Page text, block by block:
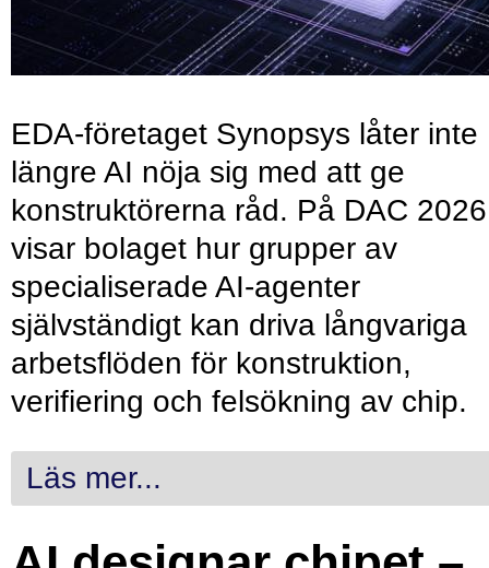
EDA-företaget Synopsys låter inte
längre AI nöja sig med att ge
konstruktörerna råd. På DAC 2026
visar bolaget hur grupper av
specialiserade AI-agenter
självständigt kan driva långvariga
arbetsflöden för konstruktion,
verifiering och felsökning av chip.
Läs mer...